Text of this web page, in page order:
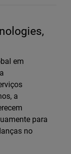
em
a
para
no